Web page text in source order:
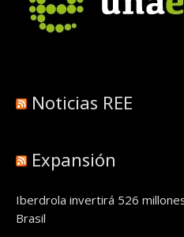
Noticias REE
Expansión
Iberdrola invertirá 526
Brasil